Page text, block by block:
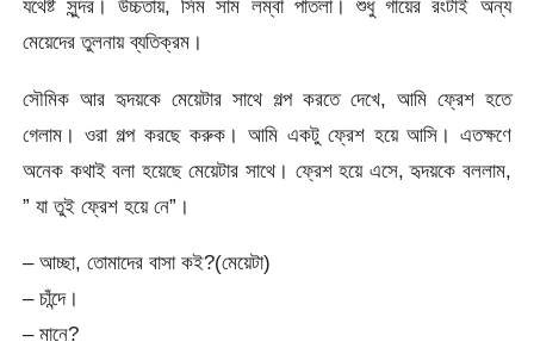
যথেষ্ট সুন্দর। উচ্চতায়, সিম সাম লম্বা পাতলা। শুধু গায়ের রংটাই অন্য
মেয়েদের তুলনায় ব্যতিক্রম।
সৌমিক আর হৃদয়কে মেয়েটার সাথে গল্প করতে দেখে, আমি ফ্রেশ হতে
গেলাম। ওরা গল্প করছে করুক। আমি একটু ফ্রেশ হয়ে আসি। এতক্ষণে
অনেক কথাই বলা হয়েছে মেয়েটার সাথে। ফ্রেশ হয়ে এসে, হৃদয়কে বললাম,
” যা তুই ফ্রেশ হয়ে নে”।
– আচ্ছা, তোমাদের বাসা কই?(মেয়েটা)
– চাঁন্দে।
– মানে?